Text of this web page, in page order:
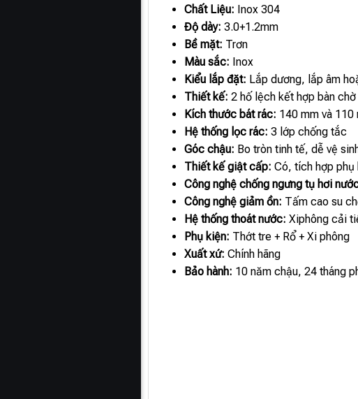
Chất Liệu: Inox 304
Độ dày: 3.0+1.2mm
Bề mặt: Trơn
Màu sắc: Inox
Kiểu lắp đặt: Lắp dương, lắp âm
Thiết kế: 2 hố lệch kết hợp bàn
Kích thước bát rác: 140 mm và 110
Hệ thống lọc rác: 3 lớp chống tắc
Góc chậu: Bo tròn tinh tế, dễ vệ
Thiết kế giật cấp: Có, tích hợp phụ
Công nghệ chống ngưng tụ hơi
Công nghệ giảm ồn: Tấm cao su
Hệ thống thoát nước: Xiphông cải
Phụ kiện: Thớt tre + Rổ + Xi phông
Xuất xứ: Chính hãng
Bảo hành: 10 năm chậu, 24 tháng